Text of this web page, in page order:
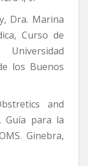
Dra. Marina
Curso de
los Buenos
and
Guía para la
Ginebra,